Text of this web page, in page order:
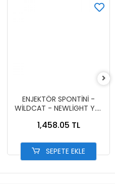
ENJEKTÖR SPONTİNİ -
WİLDCAT - NEWLİGHT Y.M
1,458.05 TL
SEPETE EKLE